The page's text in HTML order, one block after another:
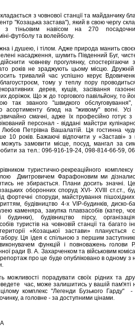
з човнової станції та майданчику
"Козацька застава"), який в свою чергу
з тіньовим навісом на 270
футболу та волейболу.
і душею, і тілом. Адже природа манить
насадження, шумить Південний Буг,
човневу прогулянку, спостерігаючи
років не зраджують цьому місцю. Дружній
тривалий час успішно керує
тому у теплу пору
дерев, кущів, засівання
доріжок. Що ж до торгового павільйону, то
так званого "швидкого
асортименту блюд на "живому" вогні. Усі
смачні, адже їх професійно готує з
персонал - віддані майстри
Любов Петрівна Вашалатій. Ця гостинна
10 років. Бажаючі відпочити у «Заставі» з
замовити місце, посуд, мангал за
за тел.: 096-916-19-24, 098-814-66-59,
туристично-рекреаційного
Дмитровичем Фарафоновим ми
не збирається. Плани досить значні.
оборонних споруд ХVІ- ХVІІІ ст.ст.,
фортечні споруди, майстрування
будівництво 4-х VІР-будинків, диско-
каменяра, закупка плавзасобів (катер,
будинки), будівництво пірсу,
туристів на човновій станції та багато
«Козацької застави» планується
Ця ідея є спільною з першим
виконувачем функцій і повноважень
ради В. А. Захарченком та військовим
про це буде опубліковано в одному з
можливості порадувати своїх рідних та
час, може залишитись у вашій пам'яті
комплекс "Легенди Бузького Гарду"
-
а головне - за доступними цінами.